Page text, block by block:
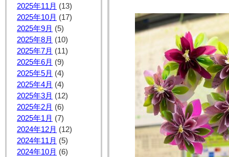
2025年11月 (13)
2025年10月 (17)
2025年9月 (5)
2025年8月 (10)
2025年7月 (11)
2025年6月 (9)
2025年5月 (4)
2025年4月 (4)
2025年3月 (12)
2025年2月 (6)
2025年1月 (7)
2024年12月 (12)
2024年11月 (5)
2024年10月 (6)